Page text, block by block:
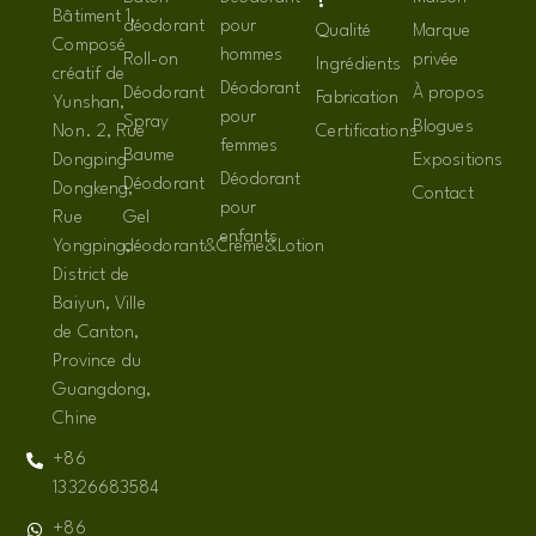
Bâtiment 1,
Composé
créatif de
Yunshan,
Non. 2, Rue
Dongping
Dongkeng,
Rue
Yongping,
District de
Baiyun, Ville
de Canton,
Province du
Guangdong,
Chine
+86
13326683584
+86
déodorant
Roll-on
Déodorant
Spray
Baume
Déodorant
Gel
déodorant&Crème&Lotion
pour
hommes
Déodorant
pour
femmes
Déodorant
pour
enfants
Qualité
Ingrédients
Fabrication
Certifications
Marque
privée
À propos
Blogues
Expositions
Contact